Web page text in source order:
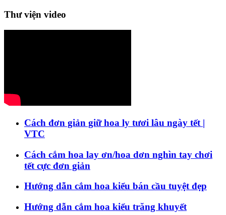
Thư viện video
Cách đơn giản giữ hoa ly tươi lâu ngày tết |
VTC
Cách cắm hoa lay ơn/hoa dơn nghìn tay chơi
tết cực đơn giản
Hướng dẫn cắm hoa kiểu bán cầu tuyệt đẹp
Hướng dẫn cắm hoa kiểu trăng khuyết